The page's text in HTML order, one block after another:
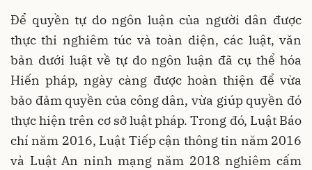
Để quyền tự do ngôn luận của người dân được
thực thi nghiêm túc và toàn diện, các luật, văn
bản dưới luật về tự do ngôn luận đã cụ thể hóa
Hiến pháp, ngày càng được hoàn thiện để vừa
bảo đảm quyền của công dân, vừa giúp quyền đó
thực hiện trên cơ sở luật pháp. Trong đó, Luật Báo
chí năm 2016, Luật Tiếp cận thông tin năm 2016
và Luật An ninh mạng năm 2018 nghiêm cấm